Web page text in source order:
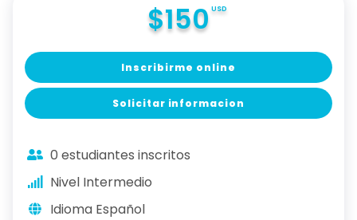
$150 USD
Inscribirme online
Solicitar informacion
0 estudiantes inscritos
Nivel Intermedio
Idioma Español